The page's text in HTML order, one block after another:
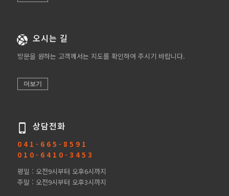
오시는 길
방문을 원하는 고객께서는 지도를 확인하여 주시기 바랍니다.
더보기
상담전화
0 4 1 - 6 6 5 - 8 5 9 1
0 1 0 - 6 4 1 0 - 3 4 5 3
평일 : 오전9시부터 오후6시까지
주말 : 오전9시부터 오후3시까지